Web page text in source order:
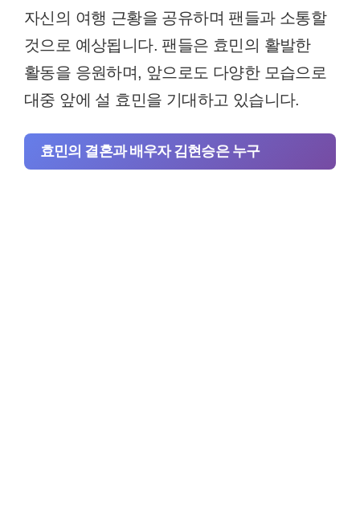
자신의 여행 근황을 공유하며 팬들과 소통할
것으로 예상됩니다. 팬들은 효민의 활발한
활동을 응원하며, 앞으로도 다양한 모습으로
대중 앞에 설 효민을 기대하고 있습니다.
효민의 결혼과 배우자 김현승은 누구